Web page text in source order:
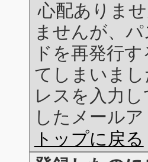
心配ありま
ませんが、
ドを再発行
てしまいま
レスを入力
したメール
トップに戻る